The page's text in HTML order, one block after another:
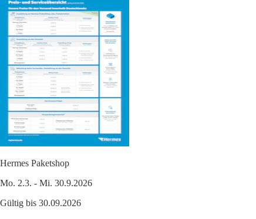
Hermes Paketshop
Mo. 2.3. - Mi. 30.9.2026
Gültig bis 30.09.2026